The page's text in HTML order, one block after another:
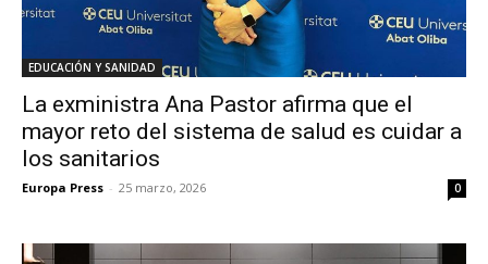
EDUCACIÓN Y SANIDAD
La exministra Ana Pastor afirma que el
mayor reto del sistema de salud es cuidar a
los sanitarios
Europa Press - 25 marzo, 2026 0